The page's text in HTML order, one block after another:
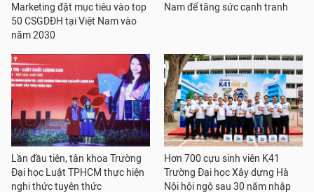
Marketing đặt mục tiêu vào top
50 CSGDĐH tại Việt Nam vào
năm 2030
Nam để tăng sức cạnh tranh
Lần đầu tiên, tân khoa Trường
Đại học Luật TPHCM thực hiện
nghi thức tuyên thức
Hơn 700 cựu sinh viên K41
Trường Đại học Xây dựng Hà
Nội hội ngộ sau 30 năm nhập